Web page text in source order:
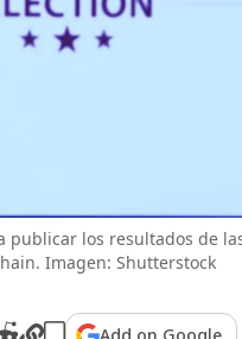
publicar los resultados de
Imagen: Shutterstock